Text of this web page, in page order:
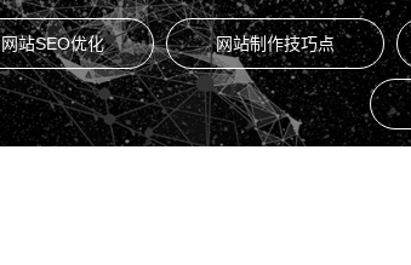
网站SEO优化 网站制作技巧点